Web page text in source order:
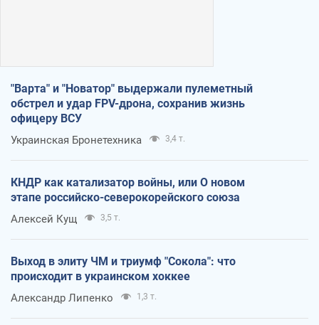
"Варта" и "Новатор" выдержали пулеметный
обстрел и удар FPV-дрона, сохранив жизнь
офицеру ВСУ
Украинская Бронетехника 3,4 т.
КНДР как катализатор войны, или О новом
этапе российско-северокорейского союза
Алексей Кущ 3,5 т.
Выход в элиту ЧМ и триумф "Сокола": что
происходит в украинском хоккее
Александр Липенко 1,3 т.